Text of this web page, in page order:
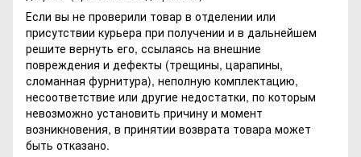
Если вы не проверили товар в отделении или
присутствии курьера при получении и в дальнейшем
решите вернуть его, ссылаясь на внешние
повреждения и дефекты (трещины, царапины,
сломанная фурнитура), неполную комплектацию,
несоответствие или другие недостатки, по которым
невозможно установить причину и момент
возникновения, в принятии возврата товара может
быть отказано.